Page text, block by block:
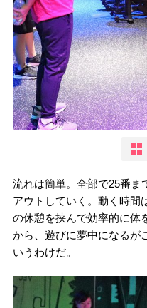
流れは簡単。全部で25番ま
アウトしていく。動く時間
の休憩を挟んで効率的に体
から、遊びに夢中になるが
いうわけだ。